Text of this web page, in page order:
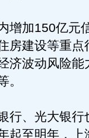
加150亿元
房建设等重点
济波动风险能
。
、光大银行
起至明年，上